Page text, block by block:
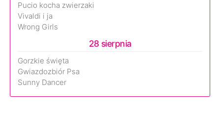
Pucio kocha zwierzaki
Vivaldi i ja
Wrong Girls
28 sierpnia
Gorzkie święta
Gwiazdozbiór Psa
Sunny Dancer